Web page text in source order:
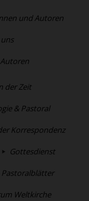
und Autoren
der Zeit
& Pastoral
Korrespondenz
Gottesdienst
Pastoralblätter
Weltkirche